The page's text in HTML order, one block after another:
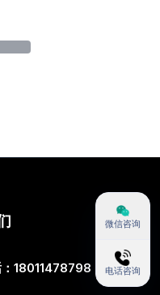
18011478798
微信咨询
电话咨询